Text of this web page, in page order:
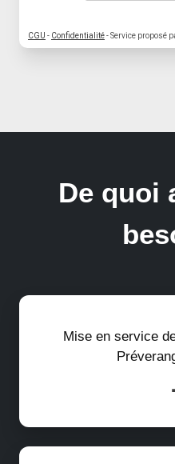
CGU - Confidentialité- Service proposé
De quoi
Mise en service